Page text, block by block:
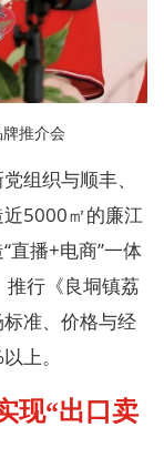
推介会
组织与顺丰、
5000㎡的廉江
直播+电商”一体
推行《良垌镇荔
准、价格与经
上。
现“出口卖